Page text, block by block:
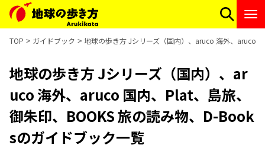
TOP ガイドブック 地球の歩き方 Jシリーズ（国内）、aruco 海外、aruco
地球の歩き方 Jシリーズ（国内）、ar
uco 海外、aruco 国内、Plat、島旅、
御朱印、BOOKS 旅の読み物、D-Book
sのガイドブック一覧